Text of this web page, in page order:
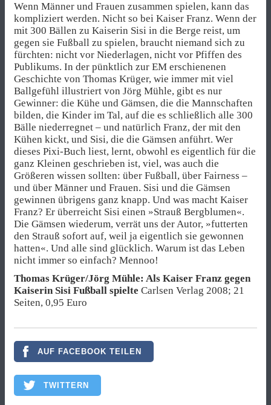
Wenn Männer und Frauen zusammen spielen, kann das
kompliziert werden. Nicht so bei Kaiser Franz. Wenn der
mit 300 Bällen zu Kaiserin Sisi in die Berge reist, um
gegen sie Fußball zu spielen, braucht niemand sich zu
fürchten: nicht vor Niederlagen, nicht vor Pfiffen des
Publikums. In der pünktlich zur EM erschienenen
Geschichte von Thomas Krüger, wie immer mit viel
Ballgefühl illustriert von Jörg Mühle, gibt es nur
Gewinner: die Kühe und Gämsen, die die Mannschaften
bilden, die Kinder im Tal, auf die es schließlich alle 300
Bälle niederregnet – und natürlich Franz, der mit den
Kühen kickt, und Sisi, die die Gämsen anführt. Wer
dieses Pixi-Buch liest, lernt, obwohl es eigentlich für die
ganz Kleinen geschrieben ist, viel, was auch die
Größeren wissen sollten: über Fußball, über Fairness –
und über Männer und Frauen. Sisi und die Gämsen
gewinnen übrigens ganz knapp. Und was macht Kaiser
Franz? Er überreicht Sisi einen »Strauß Bergblumen«.
Die Gämsen wiederum, verrät uns der Autor, »futterten
den Strauß sofort auf, weil ja eigentlich sie gewonnen
hatten«. Und alle sind glücklich. Warum ist das Leben
nicht immer so einfach? Mennoo!
Thomas Krüger/Jörg Mühle: Als Kaiser Franz gegen
Kaiserin Sisi Fußball spielte Carlsen Verlag 2008; 21
Seiten, 0,95 Euro
AUF FACEBOOK TEILEN
TWITTERN